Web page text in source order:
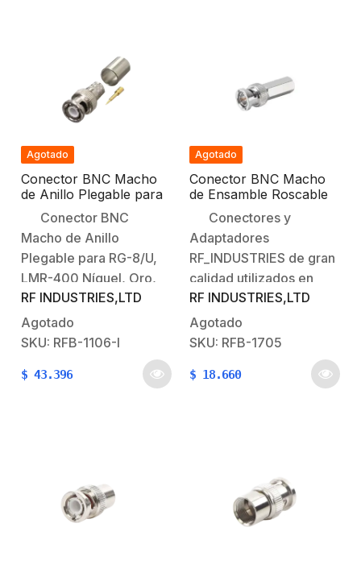
Agotado
Conector BNC Macho
de Anillo Plegable para
RG-8/U, LMR-400,
9913, CNT-400, Níquel/
Oro/ Teflón.
Conector BNC
Macho de Anillo
Plegable para RG-8/U,
LMR-400 Níquel, Oro,
Teflón.Tipo de
Conector: BNC
Macho.Especial para
400, CNT-400,
Central: Oro.Aislante
Dieléctrico: Teflón.
RF INDUSTRIES,LTD
Agotado
SKU: RFB-1106-I
$ 43.396
Agotado
Conector BNC Macho
de Ensamble Roscable
(Hex.) en Sentido de las
Manecillas de Reloj para
Cable Coaxial RG-59/U,
Níquel/ Oro/ Delrin.
Conectores y
Adaptadores
RF_INDUSTRIES de gran
calidad utilizados en
aplicaciones para cables
coaxiales.
Caracteristicas:Conector
BNC Macho, Roscable
en Sentido de las
BNC Macho con Rosca
(Hex. de 9.5 mm).Modo
de Ensamble:…
RF INDUSTRIES,LTD
Agotado
SKU: RFB-1705
$ 18.660